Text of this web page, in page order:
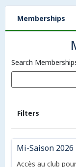
Memberships
Search
Filters
Accès au club